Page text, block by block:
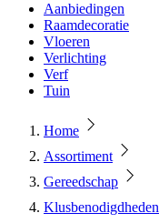
Aanbiedingen
Raamdecoratie
Vloeren
Verlichting
Verf
Tuin
Home
Assortiment
Gereedschap
Klusbenodigdheden